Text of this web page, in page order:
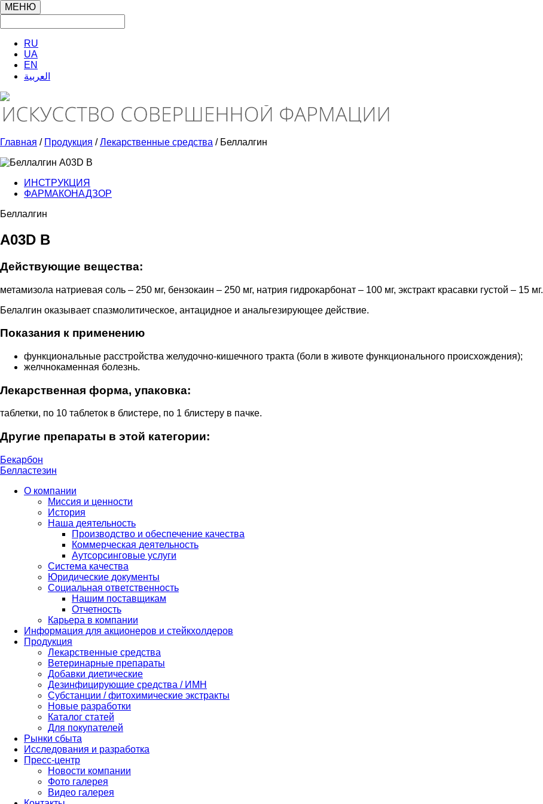
МЕНЮ
RU
UA
EN
العربية
Главная / Продукция /Лекарственные средства / Беллалгин
ИНСТРУКЦИЯ
ФАРМАКОНАДЗОР
Беллалгин
A03D B
Действующие вещества:
метамизола натриевая соль – 250 мг, бензокаин – 250 мг, натрия гидрокарбонат – 100 мг, экстракт красавки густой – 15 мг.
Белалгин оказывает спазмолитическое, антацидное и анальгезирующее действие.
Показания к применению
функциональные расстройства желудочно-кишечного тракта (боли в животе функционального происхождения);
желчнокаменная болезнь.
Лекарственная форма, упаковка:
таблетки, по 10 таблеток в блистере, по 1 блистеру в пачке.
Другие препараты в этой категории:
Бекарбон
Белластезин
О компании
Миссия и ценности
История
Наша деятельность
Производство и обеспечение качества
Коммерческая деятельность
Аутсорсинговые услуги
Система качества
Юридические документы
Социальная ответственность
Нашим поставщикам
Отчетность
Карьера в компании
Информация для акционеров и стейкхолдеров
Продукция
Лекарственные средства
Ветеринарные препараты
Добавки диетические
Дезинфицирующие средства / ИМН
Субстанции / фитохимические экстракты
Новые разработки
Каталог статей
Для покупателей
Рынки сбыта
Исследования и разработка
Пресс-центр
Новости компании
Фото галерея
Видео галерея